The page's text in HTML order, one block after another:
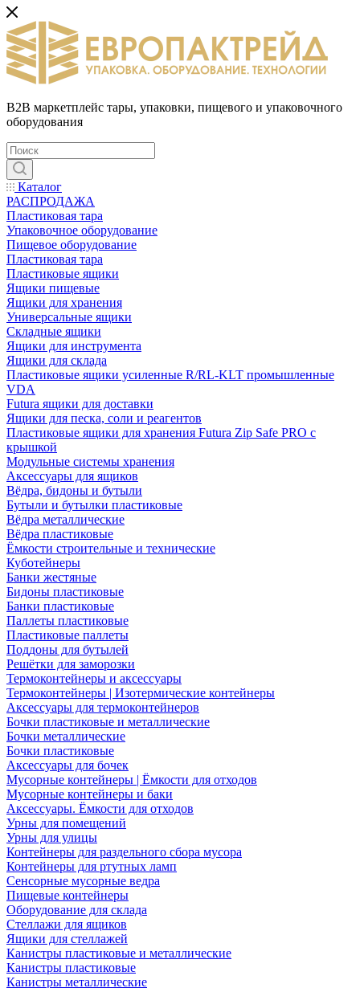
B2B маркетплейс тары, упаковки, пищевого и упаковочного
оборудования
Каталог
РАСПРОДАЖА
Пластиковая тара
Упаковочное оборудование
Пищевое оборудование
Пластиковая тара
Пластиковые ящики
Ящики пищевые
Ящики для хранения
Универсальные ящики
Складные ящики
Ящики для инструмента
Ящики для склада
Пластиковые ящики усиленные R/RL-KLT промышленные
VDA
Futura ящики для доставки
Ящики для песка, соли и реагентов
Пластиковые ящики для хранения Futura Zip Safe PRO с
крышкой
Модульные системы хранения
Аксессуары для ящиков
Вёдра, бидоны и бутыли
Бутыли и бутылки пластиковые
Вёдра металлические
Вёдра пластиковые
Ёмкости строительные и технические
Куботейнеры
Банки жестяные
Бидоны пластиковые
Банки пластиковые
Паллеты пластиковые
Пластиковые паллеты
Поддоны для бутылей
Решётки для заморозки
Термоконтейнеры и аксессуары
Термоконтейнеры | Изотермические контейнеры
Аксессуары для термоконтейнеров
Бочки пластиковые и металлические
Бочки металлические
Бочки пластиковые
Аксессуары для бочек
Мусорные контейнеры | Ёмкости для отходов
Мусорные контейнеры и баки
Аксессуары. Ёмкости для отходов
Урны для помещений
Урны для улицы
Контейнеры для раздельного сбора мусора
Контейнеры для ртутных ламп
Сенсорные мусорные ведра
Пищевые контейнеры
Оборудование для склада
Стеллажи для ящиков
Ящики для стеллажей
Канистры пластиковые и металлические
Канистры пластиковые
Канистры металлические